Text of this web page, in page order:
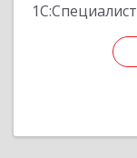
1С:Специалист